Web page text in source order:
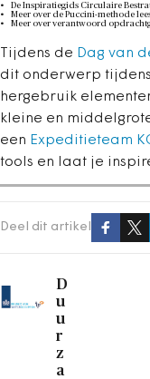
De Inspiratiegids Circulaire
Meer over de Puccini-methode
Meer over verantwoord
Tijdens de Dag van
dit onderwerp
hergebruik
kleine en
een Expeditieteam
tools en laat je
Deel dit artikel
D
u
u
r
z
a